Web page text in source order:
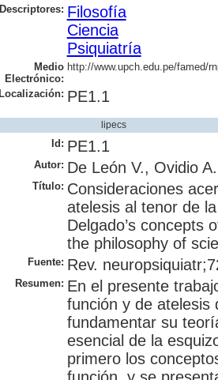
Descriptores: Filosofía
Ciencia
Psiquiatría
Medio
Electrónico:
http://www.upch.edu.pe/famed/
Localización: PE1.1
lipecs
Id: PE1.1
Autor: De León V., Ovidio A.
Título: Consideraciones
atelesis al tenor de
Delgado’s concepts
the philosophy of
Fuente: Rev.
Resumen: En el presente
función y de atelesis
fundamentar su
esencial de la
primero los